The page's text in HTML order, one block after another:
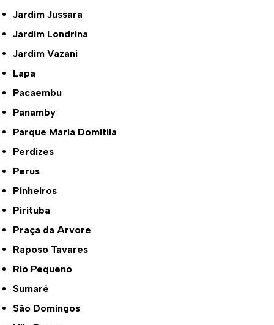
Jardim Jussara
Jardim Londrina
Jardim Vazani
Lapa
Pacaembu
Panamby
Parque Maria Domitila
Perdizes
Perus
Pinheiros
Pirituba
Praça da Arvore
Raposo Tavares
Rio Pequeno
Sumaré
São Domingos